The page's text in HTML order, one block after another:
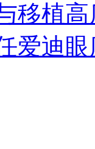
移植
爱迪